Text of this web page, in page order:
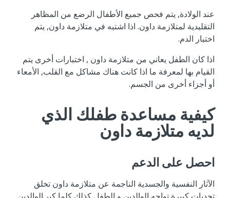
عند الولادة, يتم فحص جميع الأطفال الرضع من المظاهر
التقليدية لمتلازمة داون. اذا اشتبه في متلازمة داون, يتم
اختبار الدم.
اذا كان الطفل يعاني من متلازمة داون , اختبارات أخرى يتم
القيام بها لمعرفة ما اذا كانت هناك مشاكل مع القلب, الأمعاء
أو أجزاء أخرى من الجسم.
كيفية مساعدة طفلك الذي
لديه متلازمة داون
احصل على الدعم
الآثار النفسية والجسدية الناجمة عن متلازمة داون تخلق